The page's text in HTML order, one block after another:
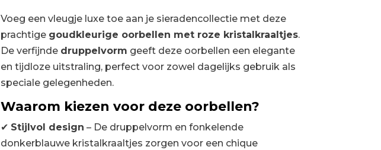
Voeg een vleugje luxe toe aan je sieradencollectie met deze
prachtige goudkleurige oorbellen met roze kristalkraaltjes.
De verfijnde druppelvorm geeft deze oorbellen een elegante
en tijdloze uitstraling, perfect voor zowel dagelijks gebruik als
speciale gelegenheden.
Waarom kiezen voor deze oorbellen?
✔ Stijlvol design – De druppelvorm en fonkelende
donkerblauwe kristalkraaltjes zorgen voor een chique